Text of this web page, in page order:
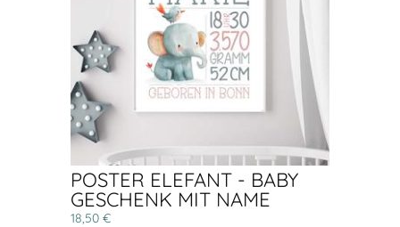
POSTER ELEFANT - BABY
GESCHENK MIT NAME
18,50 €